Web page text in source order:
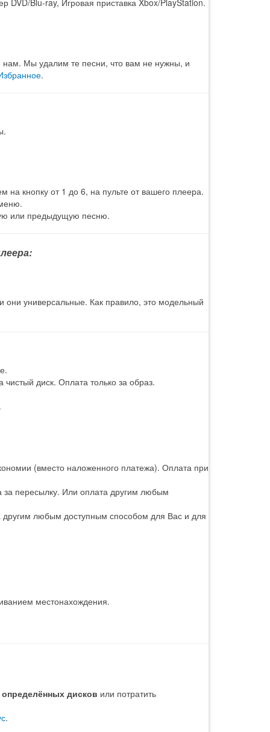
DVD/Blu-ray, Игровая приставка Xbox/PlayStation.
нам. Мы удалим те песни, что вам не нужны, и
.
на кнопку от 1 до 6, на пульте от вашего плеера.
или предыдущую песню.
универсальные. Как правило, это модельный
диск. Оплата только за образ.
(вместо наложенного платежа). Оплата при
за пересылку. Или оплата другим любым
другим любым доступным способом для Вас и для
местонахождения.
дисков или потратить
.